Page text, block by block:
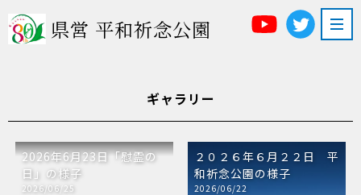
県営 平和祈念公園
ギャラリー
2026年6月23日「慰霊の
日」の様子
2026/06/25
２０２６年６月２２日 平
和祈念公園の様子
2026/06/22